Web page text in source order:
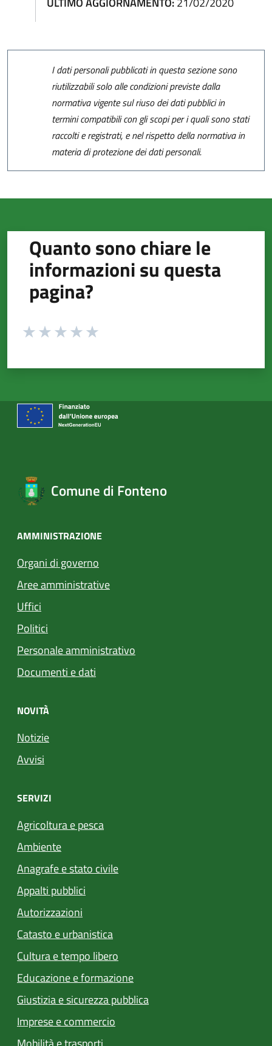
I dati personali pubblicati in questa sezione sono
riutilizzabili solo alle condizioni previste dalla
normativa vigente sul riuso dei dati pubblici in
termini compatibili con gli scopi per i quali sono stati
raccolti e registrati, e nel rispetto della normativa in
materia di protezione dei dati personali.
Quanto sono chiare le
informazioni su questa
pagina?
Valuta da 1 a 5 stelle la pagina
Comune di Fonteno
AMMINISTRAZIONE
Organi di governo
Aree amministrative
Uffici
Politici
Personale amministrativo
Documenti e dati
NOVITÀ
Notizie
Avvisi
SERVIZI
Agricoltura e pesca
Ambiente
Anagrafe e stato civile
Appalti pubblici
Autorizzazioni
Catasto e urbanistica
Cultura e tempo libero
Educazione e formazione
Giustizia e sicurezza pubblica
Imprese e commercio